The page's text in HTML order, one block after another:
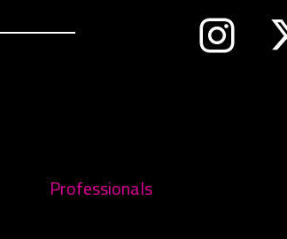
Abre
Professionals